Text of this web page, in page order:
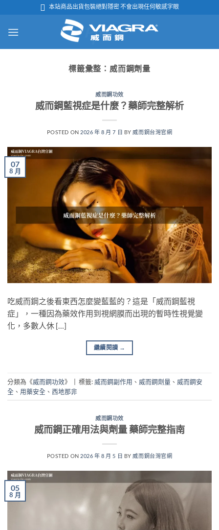
 本站商品出貨包裝絕對隱密 不會出現任何敏感字眼
標籤彙整： 威而鋼劑量
威而鋼功效
威而鋼藍視症是什麼？藥師完整解析
POSTED ON 2026 年 8 月 7 日 BY 威而鋼台灣官網
07
8 月
吃威而鋼之後看東西怎麼變藍藍的？這是「威而鋼藍視
症」，一種因為藥效作用到視網膜而出現的暫時性視覺變
化，多數人休 […]
繼續閱讀 →
分類為《威而鋼功效》 標籤: 威而鋼副作用 、 威而鋼劑量 、 威而鋼安
全 、 用藥安全 、 西地那非
威而鋼功效
威而鋼正確用法與劑量 藥師完整指南
POSTED ON 2026 年 8 月 5 日 BY 威而鋼台灣官網
05
8 月